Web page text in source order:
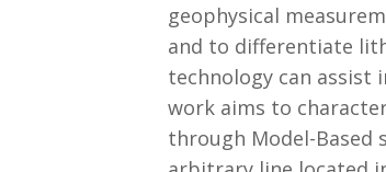
geophysical
and to differentiate
technology can assist
work aims to
through Model-Based